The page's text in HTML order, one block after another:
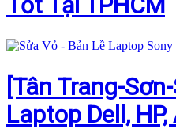
[Tân Trang-
Laptop Dell,